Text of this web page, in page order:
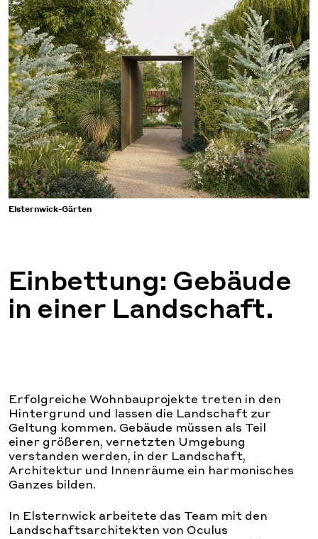
Elsternwick-Gärten
Einbettung: Gebäude
in einer Landschaft.
Erfolgreiche Wohnbauprojekte treten in den
Hintergrund und lassen die Landschaft zur
Geltung kommen. Gebäude müssen als Teil
einer größeren, vernetzten Umgebung
verstanden werden, in der Landschaft,
Architektur und Innenräume ein harmonisches
Ganzes bilden.
In Elsternwick arbeitete das Team mit den
Landschaftsarchitekten von Oculus